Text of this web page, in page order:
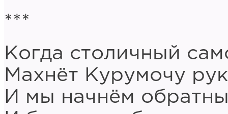
***
Когда столичный
Махнёт Курумочу
И мы начнём